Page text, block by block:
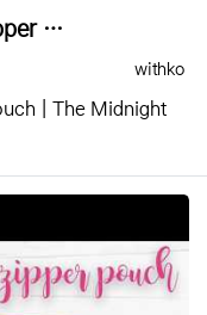
…
등록자
withko
| The Midnight